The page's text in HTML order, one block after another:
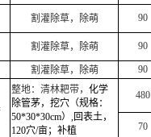
割灌除草，除萌 90
割灌除草，除萌 90
割灌除草，除萌 90
整地：清林耙带， 化学
除管茅， 挖穴（规格：
50*30*30cm） ,回表土，
120穴/亩；补植
480
70